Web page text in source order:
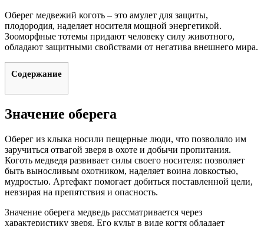
Оберег медвежий коготь – это амулет для защиты,
плодородия, наделяет носителя мощной энергетикой.
Зооморфные тотемы придают человеку силу животного,
обладают защитными свойствами от негатива внешнего мира.
Содержание
Значение оберега
Оберег из клыка носили пещерные люди, что позволяло им
заручиться отвагой зверя в охоте и добычи пропитания.
Коготь медведя развивает силы своего носителя: позволяет
быть выносливым охотником, наделяет воина ловкостью,
мудростью. Артефакт помогает добиться поставленной цели,
невзирая на препятствия и опасность.
Значение оберега медведь рассматривается через
характеристику зверя. Его культ в виде когтя обладает